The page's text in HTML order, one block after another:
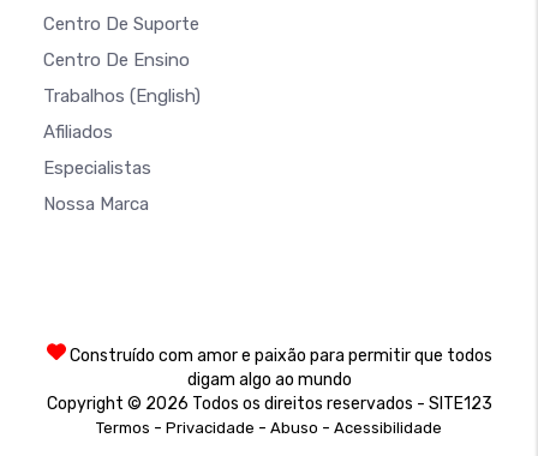
Centro De Suporte
Centro De Ensino
Trabalhos (English)
Afiliados
Especialistas
Nossa Marca
Construído com amor e paixão para permitir que todos
digam algo ao mundo
Copyright © 2026 Todos os direitos reservados - SITE123
Termos - Privacidade - Abuso - Acessibilidade